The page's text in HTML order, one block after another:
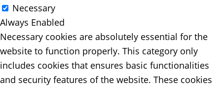
Necessary
Always Enabled
Necessary cookies are absolutely essential for the
website to function properly. This category only
includes cookies that ensures basic functionalities
and security features of the website. These cookies